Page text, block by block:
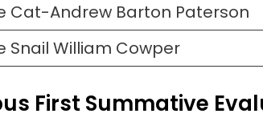
Cat-Andrew Barton Paterson
Snail William Cowper
First Summative